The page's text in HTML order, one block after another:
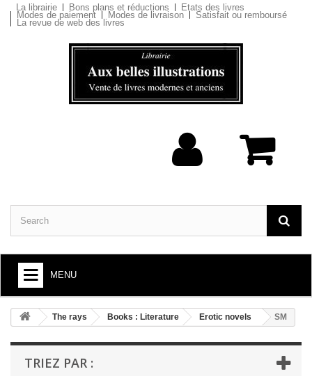
La librairie Bons plans et réductions Etats des livres
Modes de paiement Modes de livraison Satisfait ou remboursé
La revue de web des livres
MENU
+
BOOKS : ARTS AND SOCIETY
+
+
BOOKS : YOUTH
The rays Books : Literature Erotic novels SM
TRIEZ PAR :